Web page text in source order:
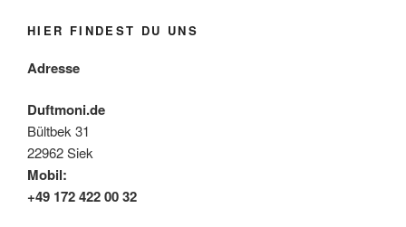
HIER FINDEST DU UNS
Adresse
Duftmoni.de
Bültbek 31
22962 Siek
Mobil:
+49 172 422 00 32